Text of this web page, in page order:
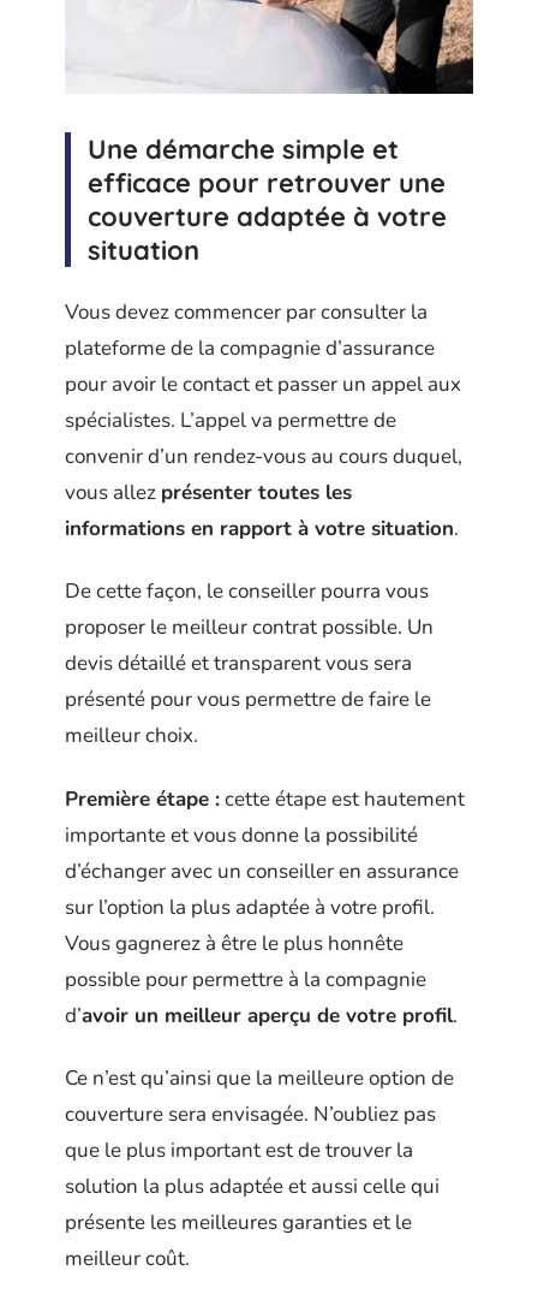
Une démarche simple et
efficace pour retrouver une
couverture adaptée à votre
situation
Vous devez commencer par consulter la
plateforme de la compagnie d’assurance
pour avoir le contact et passer un appel aux
spécialistes. L’appel va permettre de
convenir d’un rendez-vous au cours duquel,
vous allez présenter toutes les
informations en rapport à votre situation.
De cette façon, le conseiller pourra vous
proposer le meilleur contrat possible. Un
devis détaillé et transparent vous sera
présenté pour vous permettre de faire le
meilleur choix.
Première étape :cette étape est hautement
importante et vous donne la possibilité
d’échanger avec un conseiller en assurance
sur l’option la plus adaptée à votre profil.
Vous gagnerez à être le plus honnête
possible pour permettre à la compagnie
d’avoir un meilleur aperçu de votre profil.
Ce n’est qu’ainsi que la meilleure option de
couverture sera envisagée. N’oubliez pas
que le plus important est de trouver la
solution la plus adaptée et aussi celle qui
présente les meilleures garanties et le
meilleur coût.